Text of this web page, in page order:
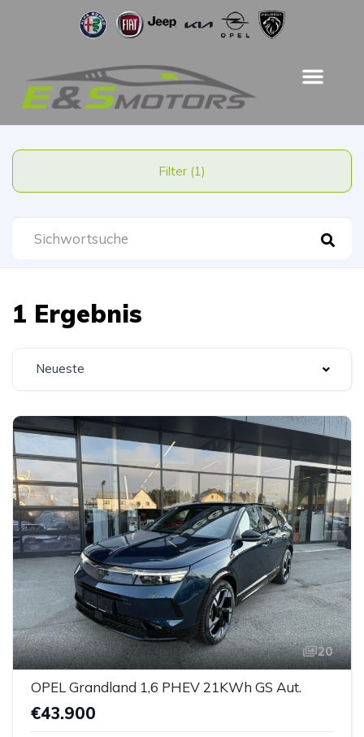
Filter (1)
1 Ergebnis
Neueste
20
OPEL Grandland 1,6 PHEV 21KWh GS Aut.
€43.900